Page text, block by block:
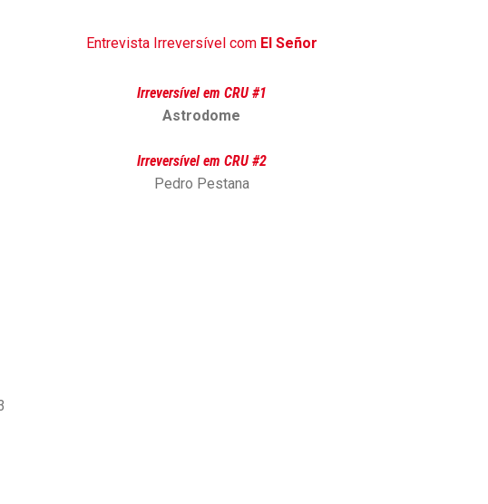
Entrevista Irreversível com El Señor
Irreversível em CRU #1
Astrodome
Irreversível em CRU #2
Pedro Pestana